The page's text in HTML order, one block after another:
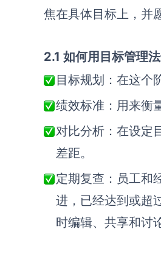
焦在具体目标上，并
2.1 如何用目标管理
目标规划：在这个
绩效标准： 用来衡
对比分析：在设定
差距。
定期复查： 员工和
进，已经达到或超
时编辑、共享和讨